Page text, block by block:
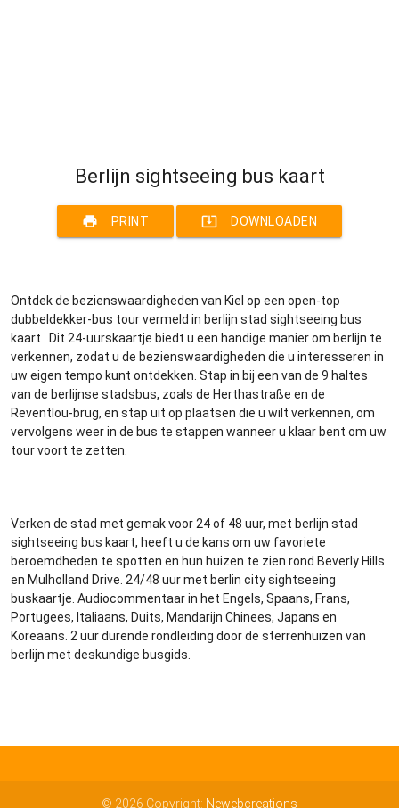
Berlijn sightseeing bus kaart
print PRINT system_update_alt DOWNLOADEN
Ontdek de bezienswaardigheden van Kiel op een open-top
dubbeldekker-bus tour vermeld in berlijn stad sightseeing bus
kaart . Dit 24-uurskaartje biedt u een handige manier om berlijn te
verkennen, zodat u de bezienswaardigheden die u interesseren in
uw eigen tempo kunt ontdekken. Stap in bij een van de 9 haltes
van de berlijnse stadsbus, zoals de Herthastraße en de
Reventlou-brug, en stap uit op plaatsen die u wilt verkennen, om
vervolgens weer in de bus te stappen wanneer u klaar bent om uw
tour voort te zetten.
Verken de stad met gemak voor 24 of 48 uur, met berlijn stad
sightseeing bus kaart, heeft u de kans om uw favoriete
beroemdheden te spotten en hun huizen te zien rond Beverly Hills
en Mulholland Drive. 24/48 uur met berlin city sightseeing
buskaartje. Audiocommentaar in het Engels, Spaans, Frans,
Portugees, Italiaans, Duits, Mandarijn Chinees, Japans en
Koreaans. 2 uur durende rondleiding door de sterrenhuizen van
berlijn met deskundige busgids.
© 2026 Copyright: Newebcreations